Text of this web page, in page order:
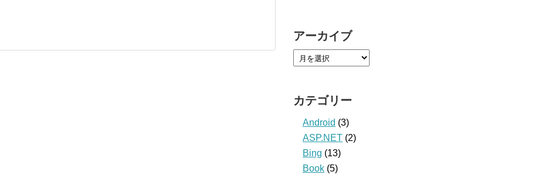
アーカイブ
カテゴリー
Android (3)
ASP.NET (2)
Bing (13)
Book (5)